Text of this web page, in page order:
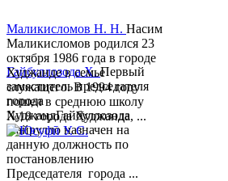
Гайбуллозода Х.Первый
заместитель председателя
города
ХуджандГайбуллозода
Хайрулло назначен на
данную должность по
постановлению
Председателя города ...
Маликисломов Н. Н. Насим
Маликисломов родился 23
октября 1986 года в городе
Худжанде в семье
служащего. В 1994 году
пошел в среднюю школу
№18 города Худжанда, ...